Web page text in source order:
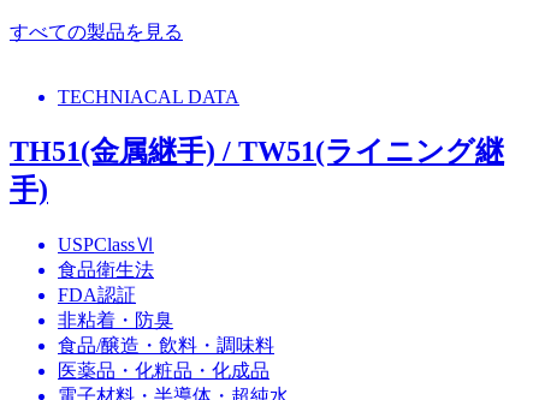
すべての製品を見る
TECHNIACAL DATA
TH51(金属継手) / TW51(ライニング継
手)
USPClassⅥ
食品衛生法
FDA認証
非粘着・防臭
食品/醸造・飲料・調味料
医薬品・化粧品・化成品
電子材料・半導体・超純水